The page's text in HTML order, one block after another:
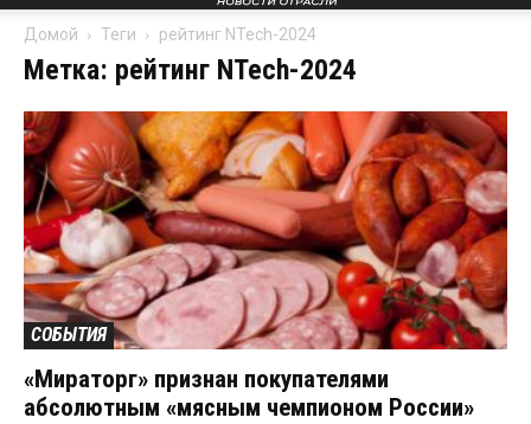
Домой Теги рейтинг NTech-2024
Метка: рейтинг NTech-2024
СОБЫТИЯ
«Мираторг» признан покупателями
абсолютным «мясным чемпионом России»